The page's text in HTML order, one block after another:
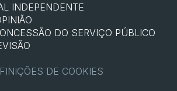
INDEPENDENTE
DO SERVIÇO PÚBLICO
DE COOKIES